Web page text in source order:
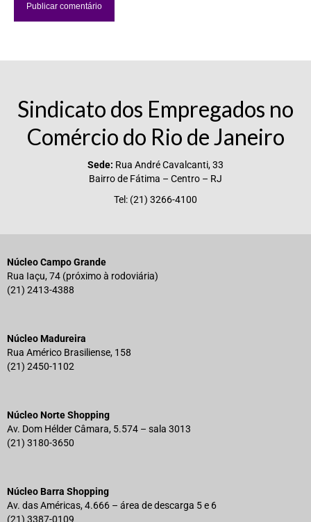
Sindicato dos Empregados no
Comércio do Rio de Janeiro
Sede: Rua André Cavalcanti, 33
Bairro de Fátima – Centro – RJ
Tel: (21) 3266-4100
Núcleo Campo Grande
Rua Iaçu, 74 (próximo à rodoviária)
(21) 2413-4388
Núcleo Madureira
Rua Américo Brasiliense, 158
(21) 2450-1102
Núcleo Norte Shopping
Av. Dom Hélder Câmara, 5.574 – sala 3013
(21) 3180-3650
Núcleo Barra Shopping
Av. das Américas, 4.666 – área de descarga 5 e 6
(21) 3387-0109